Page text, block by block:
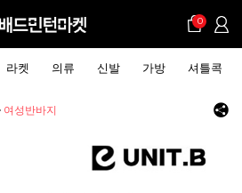
0
라켓 의류 신발 가방 셔틀콕
여성반바지